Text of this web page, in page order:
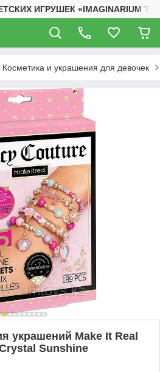
ИГРУШЕК «IMAGINARIUM
Косметика и украшения для девочек
украшений Make It Real
Sunshine